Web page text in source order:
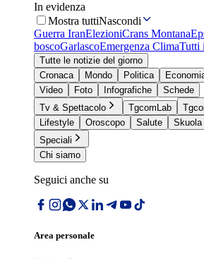
In evidenza
Mostra tuttiNascondi
Guerra IranElezioniCrans Montana
boscoGarlascoEmergenza ClimaTutti
Tutte le notizie del giorno
Cronaca
Mondo Politica
Video
Foto Infografiche
Schede
Tv & Spettacolo
TgcomLab
Lifestyle
Oroscopo Salute Skuola
Speciali
Chi siamo
Seguici anche su
Area personale